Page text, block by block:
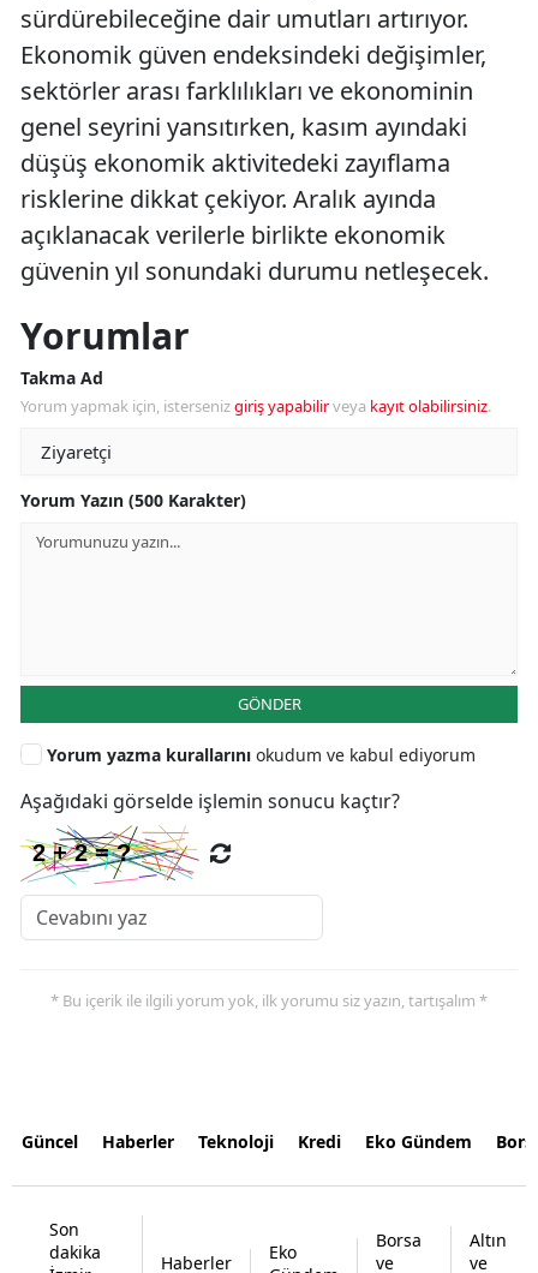
sürdürebileceğine dair umutları artırıyor.
Ekonomik güven endeksindeki değişimler,
sektörler arası farklılıkları ve ekonominin
genel seyrini yansıtırken, kasım ayındaki
düşüş ekonomik aktivitedeki zayıflama
risklerine dikkat çekiyor. Aralık ayında
açıklanacak verilerle birlikte ekonomik
güvenin yıl sonundaki durumu netleşecek.
Yorumlar
Takma Ad
Yorum yapmak için, istersenizgiriş yapabilirveya kayıt olabilirsiniz.
Yorum Yazın (500 Karakter)
GÖNDER
Yorum yazma kurallarını okudum ve kabul ediyorum
Aşağıdaki görselde işlemin sonucu kaçtır?
* Bu içerik ile ilgili yorum yok, ilk yorumu siz yazın, tartışalım *
Güncel Haberler Teknoloji Kredi Eko Gündem
Son
dakika
Haberler
Eko
Borsa
ve
Altın
ve